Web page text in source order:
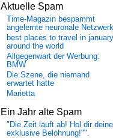
Aktuelle Spam
Time-Magazin bespammt
angelernte neuronale
best places to travel in january
around the world
Allgegenwart der Werbung:
BMW
Die Szene, die niemand
erwartet hatte
Marietta
Ein Jahr alte Spam
"Die Zeit läuft ab! Hol dir deine
exklusive Belohnung!"".